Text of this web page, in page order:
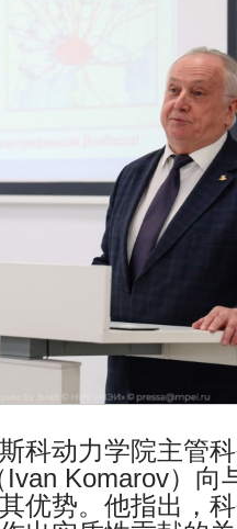
科动力学院主管
Ivan Komarov）向
优势。他指出，